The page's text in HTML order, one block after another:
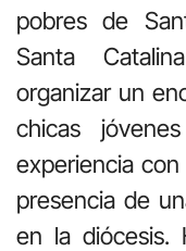
pobres de
Santa
organizar un
chicas
experiencia con
presencia de
en la diócesis.